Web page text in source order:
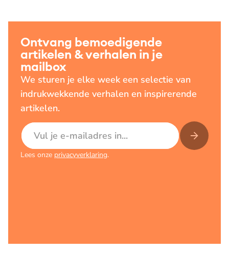
Ontvang bemoedigende
artikelen & verhalen in je
mailbox
We sturen je elke week een selectie van
indrukwekkende verhalen en inspirerende
artikelen.
E-mailadres
Lees onze privacyverklaring.